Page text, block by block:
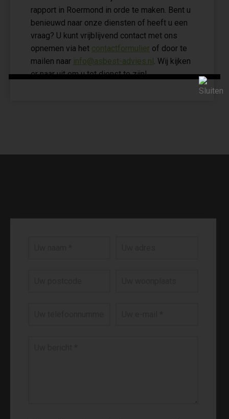
rapport in Roermond in orde te maken. Bent u
benieuwd naar onze diensten of heeft u een
vraag? U kunt vrijblijvend contact met ons
opnemen via het contactformulier of door te
mailen naar info@asbest-advies.nl. Wij kijken
er naar uit om u tot dienst te zijn!